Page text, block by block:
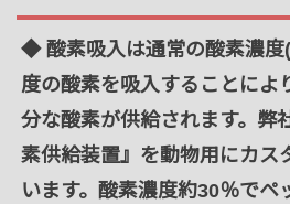
◆ 酸素吸入は通常の酸素濃度
度の酸素を吸入することによ
分な酸素が供給されます。弊
素供給装置』を動物用にカス
います。酸素濃度約30％でペ